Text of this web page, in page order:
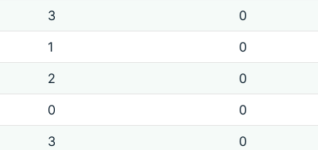
3
0
1
0
2
0
0
0
3
0